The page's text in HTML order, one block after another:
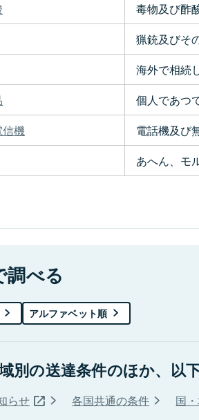
毒物及び酢
猟銃及びそ
海外で相続
個人であつ
機
電話機及び
あへん、モ
調べる
アルファベット順
別の送達条件のほか、以
らせ 各国共通の条件 国